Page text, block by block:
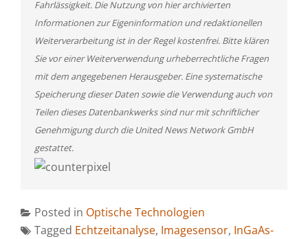
Fahrlässigkeit. Die Nutzung von hier archivierten
Informationen zur Eigeninformation und redaktionellen
Weiterverarbeitung ist in der Regel kostenfrei. Bitte klären
Sie vor einer Weiterverwendung urheberrechtliche Fragen
mit dem angegebenen Herausgeber. Eine systematische
Speicherung dieser Daten sowie die Verwendung auch von
Teilen dieses Datenbankwerks sind nur mit schriftlicher
Genehmigung durch die United News Network GmbH
gestattet.
Posted in Optische Technologien
Tagged Echtzeitanalyse, Imagesensor, InGaAs-